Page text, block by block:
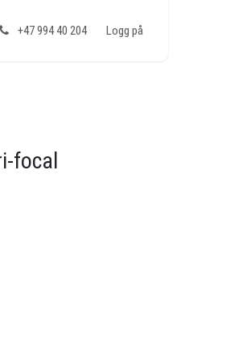
+47 994 40 204 Logg på
focal